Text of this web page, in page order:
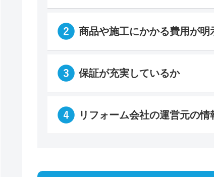
商品や施工にかかる費用が明
保証が充実しているか
リフォーム会社の運営元の